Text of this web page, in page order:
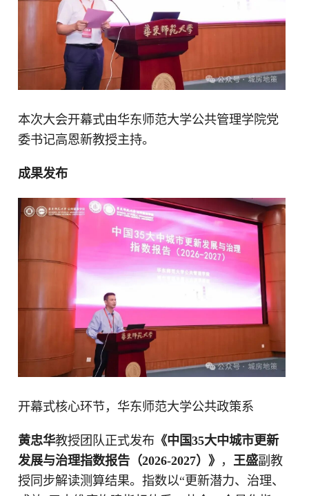
本次大会开幕式由华东师范大学公共管理学院党
委书记高恩新教授主持。
成果发布
开幕式核心环节，华东师范大学公共政策系
黄忠华教授团队正式发布《中国35大中城市更新
发展与治理指数报告（2026-2027）》 ， 王盛副教
授同步解读测算结果。指数以“更新潜力、治理、